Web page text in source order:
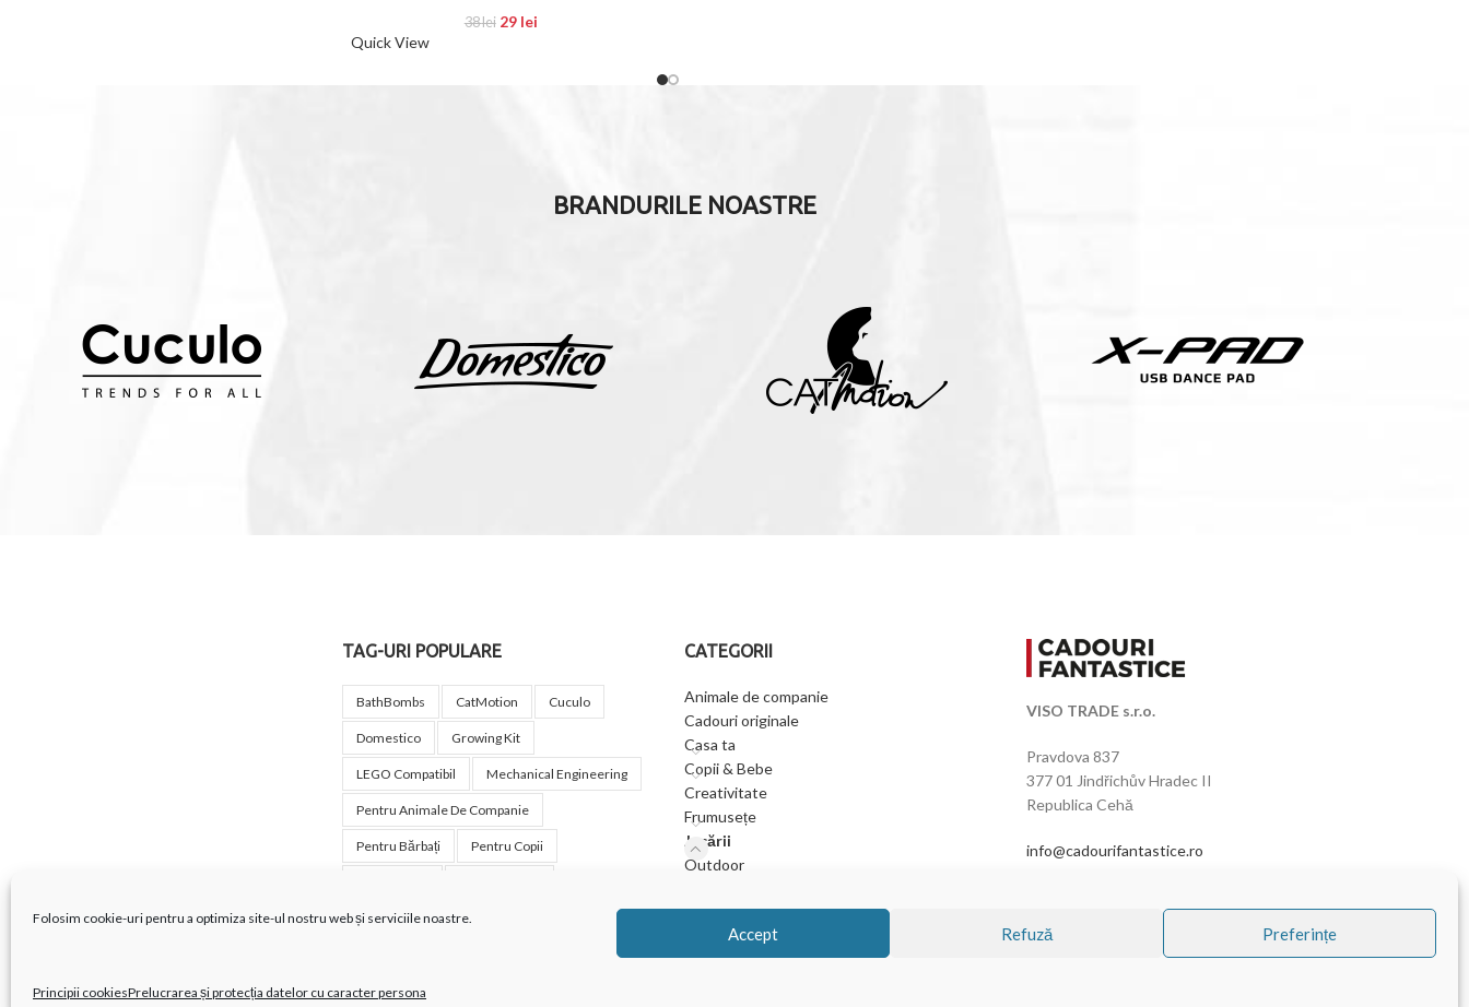
Folosim cookie-uri pentru a optimiza site-ul nostru web și serviciile noastre.
Accept Refuză Preferințe
Principii cookiesPrelucrarea și protecția datelor cu caracter persona
38lei 29 lei
Quick View
BRANDURILE NOASTRE
TAG-URI POPULARE
BathBombs CatMotion Cuculo
Domestico Growing Kit
LEGO Compatibil Mechanical Engineering
Pentru Animale De Companie
Pentru Bărbați Pentru Copii
Pentru Fete Pentru Masaj
Snow
Suport Pentru Notebook
CATEGORII
Animale de companie
Cadouri originale
Casa ta
Copii & Bebe
Creativitate
Frumusețe
Jucării
Outdoor
VISO TRADE s.r.o.
Pravdova 837
377 01 Jindřichův Hradec II
Republica Cehă
info@cadourifantastice.ro
Principii cookies (EU)